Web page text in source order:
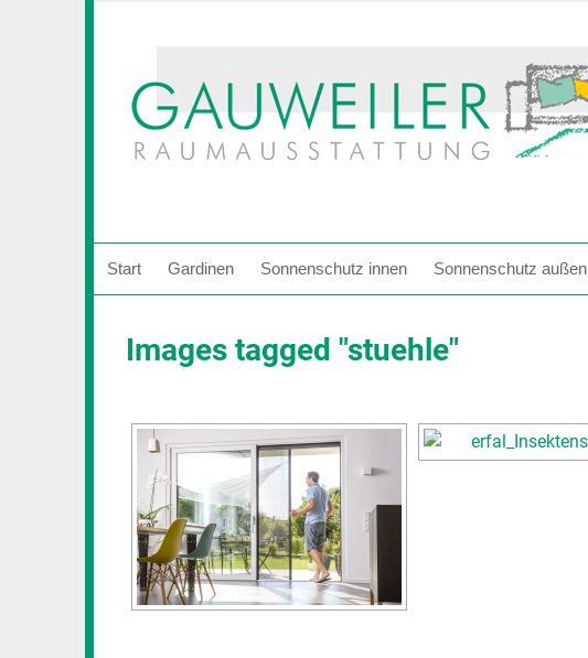
Start Gardinen Sonnenschutz innen Sonnenschutz außen
Images tagged "stuehle"